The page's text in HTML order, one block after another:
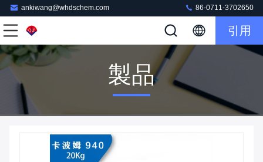
ankiwang@whdschem.com 86-0711-3702650
引用
製品